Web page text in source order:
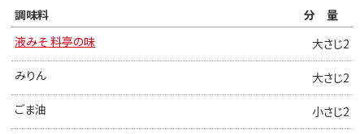
調味料
分量
液みそ 料亭の味
大さじ2
みりん
大さじ2
ごま油
小さじ2